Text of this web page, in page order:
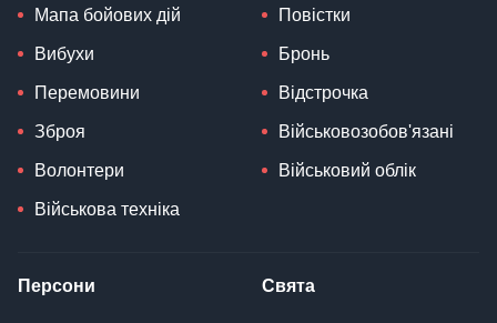
Мапа бойових дій
Вибухи
Перемовини
Зброя
Волонтери
Військова техніка
Повістки
Бронь
Відстрочка
Військовозобов'язані
Військовий облік
Персони Свята